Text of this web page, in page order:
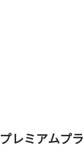
プレミアムプ